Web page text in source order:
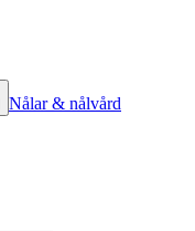
Nålar & nålvård